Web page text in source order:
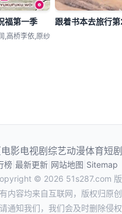
福第一季
,高桥李依,原纱
跟着书本去旅行
电影电视剧 综艺动漫体育短剧
榜| 最新更新| 网站地图 Sitemap
© 2026 51s287.com
内容均来自互联网，版权归原
通知我们，我们会及时删除侵